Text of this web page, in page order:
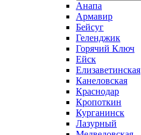
Анапа
Армавир
Бейсуг
Геленджик
Горячий Ключ
Ейск
Елизаветинская
Канеловская
Краснодар
Кропоткин
Курганинск
Лазурный